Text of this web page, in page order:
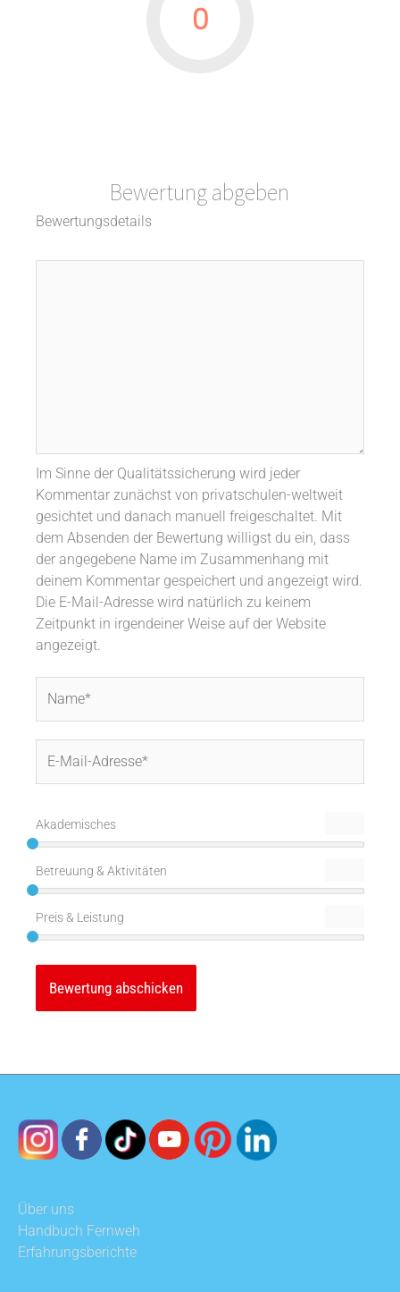
0
Bewertung abgeben
Bewertungsdetails
Im Sinne der Qualitätssicherung wird jeder
Kommentar zunächst von privatschulen-weltweit
gesichtet und danach manuell freigeschaltet. Mit
dem Absenden der Bewertung willigst du ein, dass
der angegebene Name im Zusammenhang mit
deinem Kommentar gespeichert und angezeigt wird.
Die E-Mail-Adresse wird natürlich zu keinem
Zeitpunkt in irgendeiner Weise auf der Website
angezeigt.
Mail-
Akademisches
Betreuung & Aktivitäten
Preis & Leistung
Über uns
Handbuch Fernweh
Erfahrungsberichte